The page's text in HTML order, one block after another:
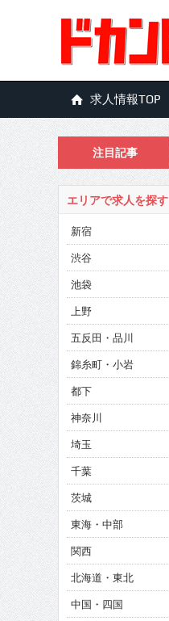
求人情報TOP
注目記事
エリアで求人を探す
新宿
渋谷
池袋
上野
五反田・品川
錦糸町・小岩
都下
神奈川
埼玉
千葉
茨城
東海・中部
関西
北海道・東北
中国・四国